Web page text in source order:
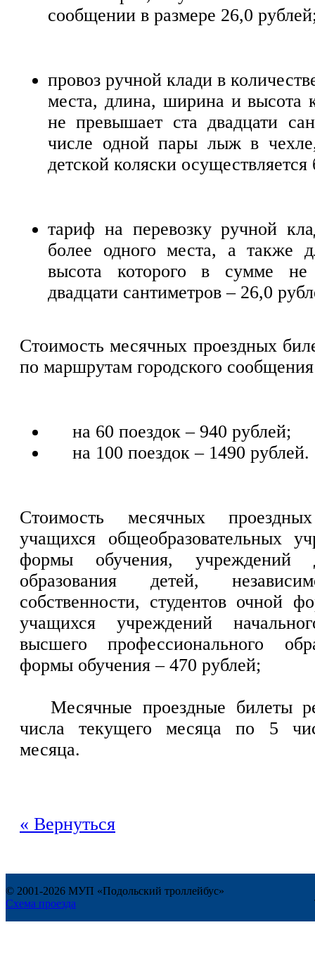
сообщении в размере 26,0
провоз ручной клади в
места, длина, ширина и высота
не превышает ста двадцати
числе одной пары лыж в
детской коляски осуществляется
тариф на перевозку ручной
более одного места, а также
высота которого в сумме не
двадцати сантиметров – 26,0
Стоимость месячных проездных
по маршрутам городского
на 60 поездок – 940 рублей;
на 100 поездок – 1490 рублей.
Стоимость месячных
учащихся общеобразовательных
формы обучения, учреждений
образования детей,
собственности, студентов очной
учащихся учреждений
высшего профессионального
формы обучения – 470 рублей;
Месячные проездные билеты
числа текущего месяца по 5
месяца.
« Вернуться
© 2001-2026 МУП «Подольский троллейбус»
Схема проезда